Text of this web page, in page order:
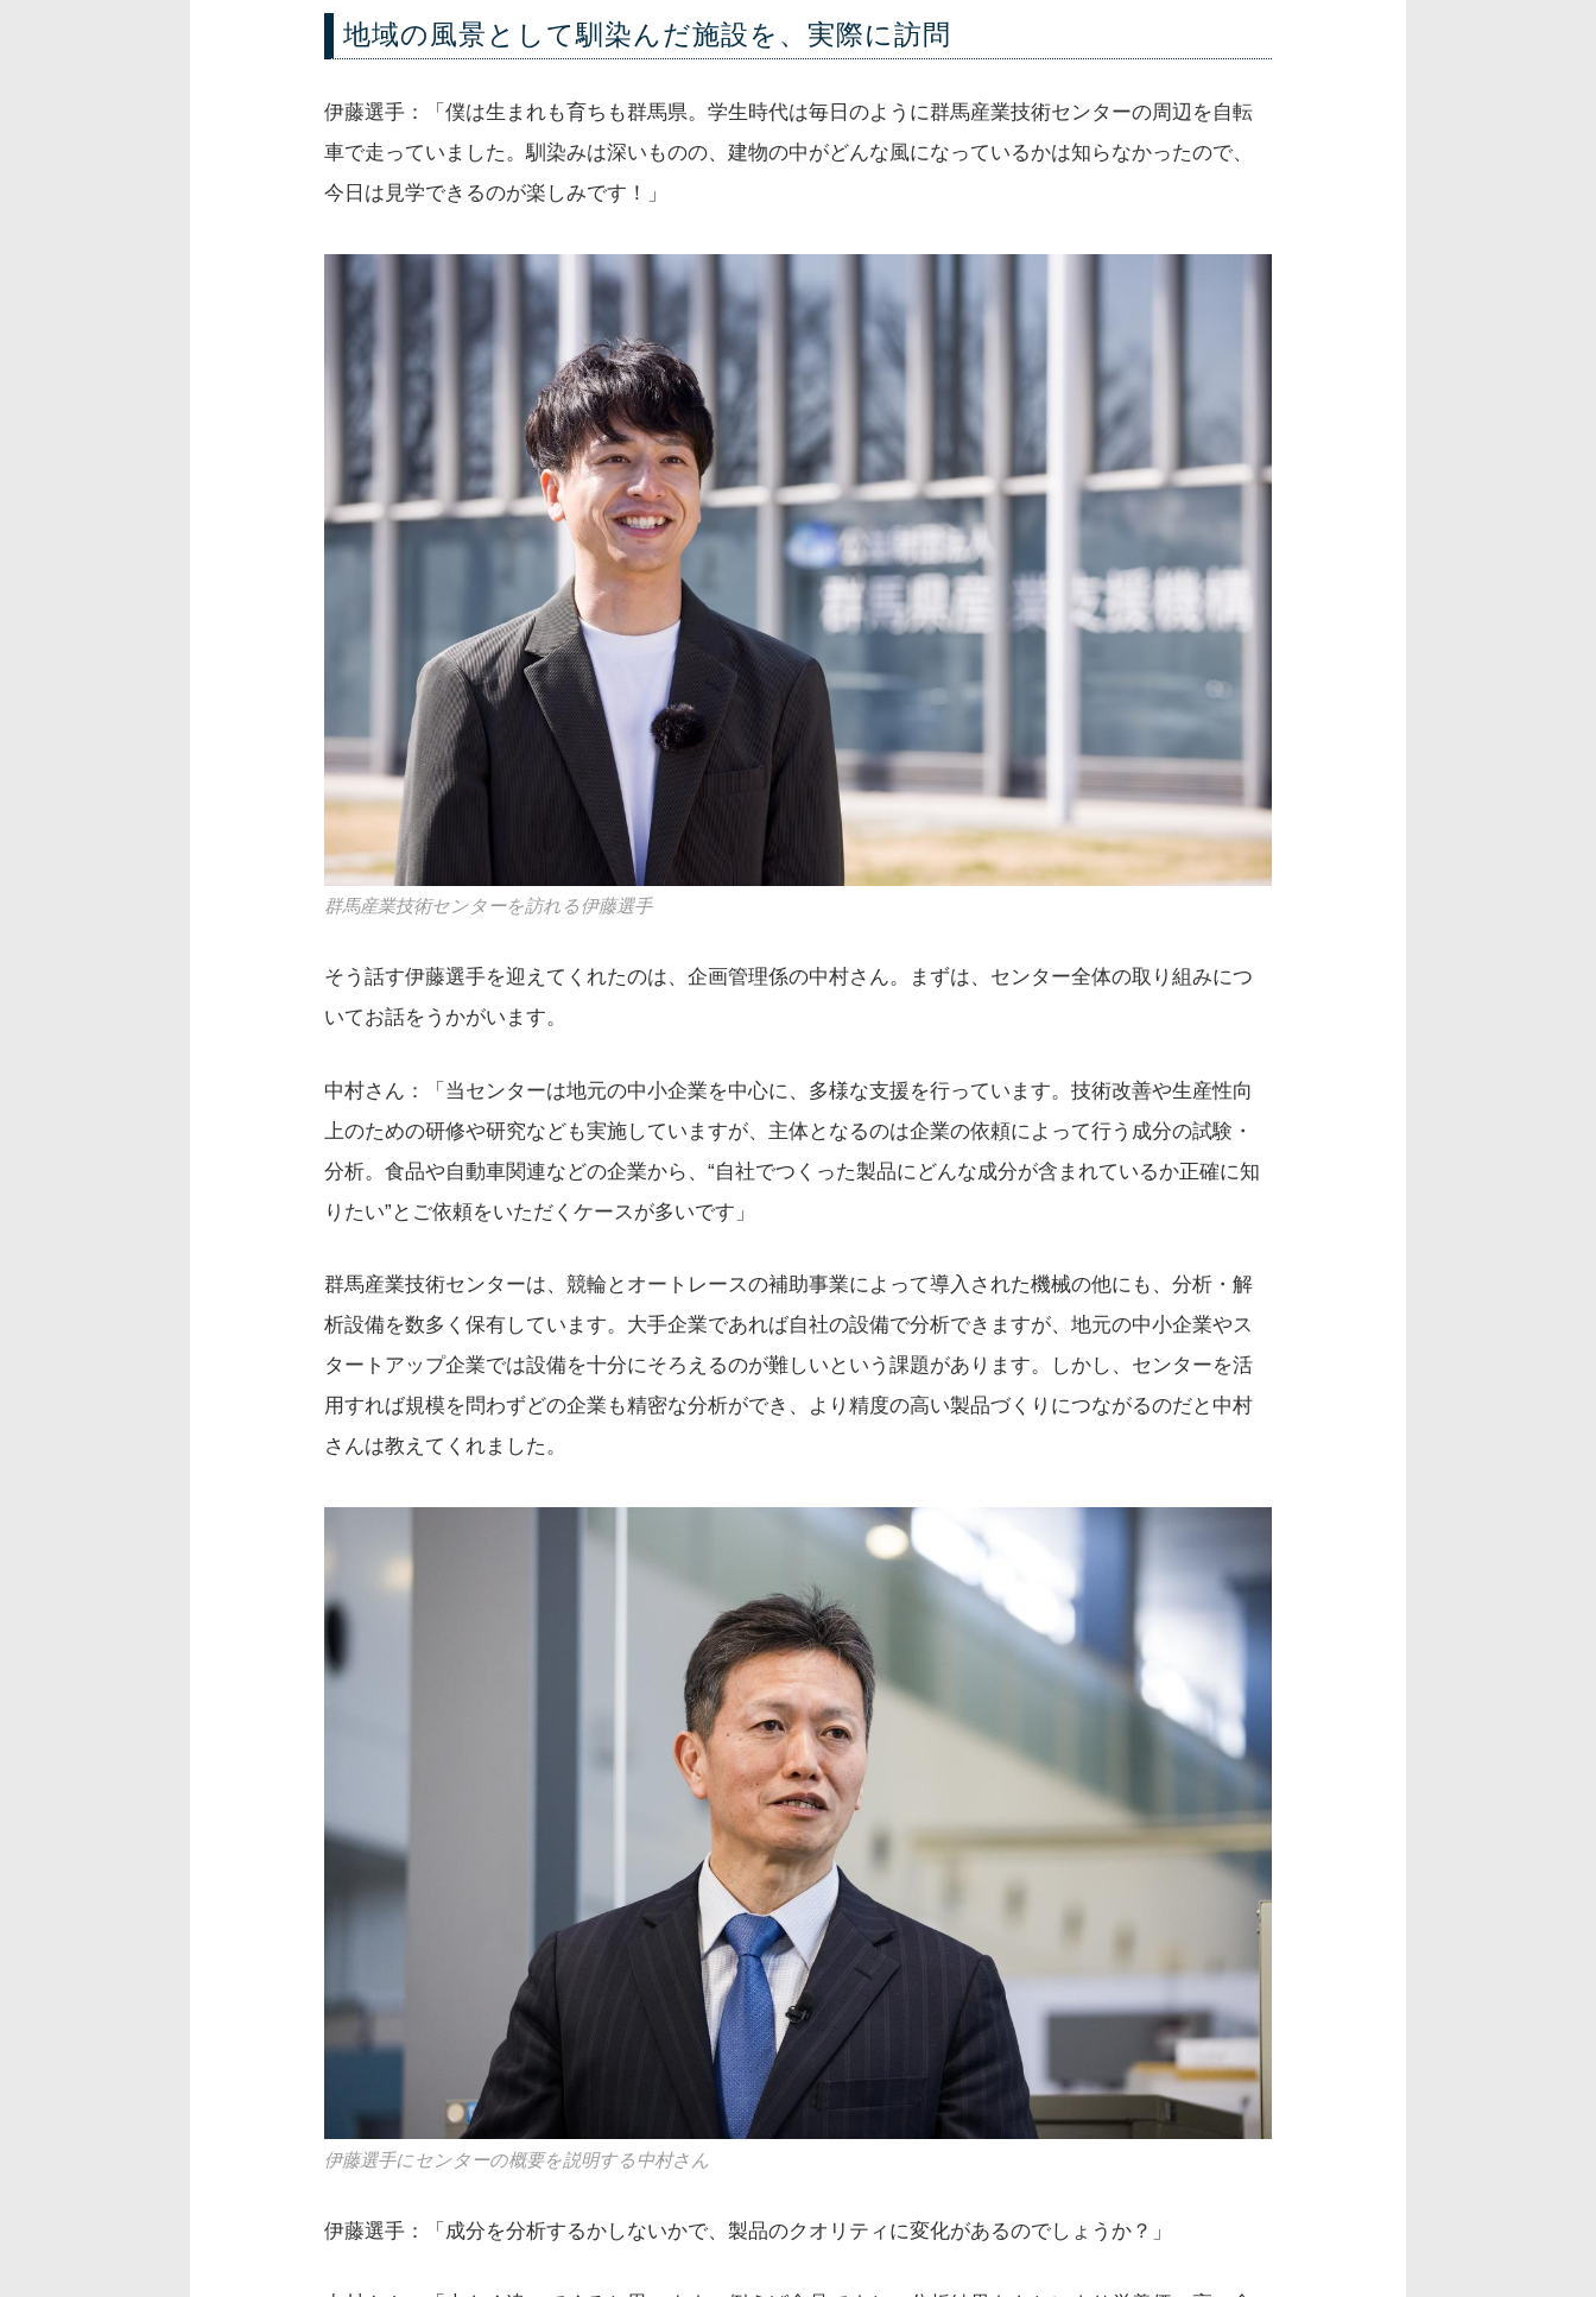
地域の風景として馴染んだ施設を、実際に訪問
伊藤選手：「僕は生まれも育ちも群馬県。学生時代は毎日のように群馬産業技術センターの周辺を自転
車で走っていました。馴染みは深いものの、建物の中がどんな風になっているかは知らなかったので、
今日は見学できるのが楽しみです！」
群馬産業技術センターを訪れる伊藤選手
そう話す伊藤選手を迎えてくれたのは、企画管理係の中村さん。まずは、センター全体の取り組みにつ
いてお話をうかがいます。
中村さん：「当センターは地元の中小企業を中心に、多様な支援を行っています。技術改善や生産性向
上のための研修や研究なども実施していますが、主体となるのは企業の依頼によって行う成分の試験・
分析。食品や自動車関連などの企業から、“自社でつくった製品にどんな成分が含まれているか正確に知
りたい”とご依頼をいただくケースが多いです」
群馬産業技術センターは、競輪とオートレースの補助事業によって導入された機械の他にも、分析・解
析設備を数多く保有しています。大手企業であれば自社の設備で分析できますが、地元の中小企業やス
タートアップ企業では設備を十分にそろえるのが難しいという課題があります。しかし、センターを活
用すれば規模を問わずどの企業も精密な分析ができ、より精度の高い製品づくりにつながるのだと中村
さんは教えてくれました。
伊藤選手にセンターの概要を説明する中村さん
伊藤選手：「成分を分析するかしないかで、製品のクオリティに変化があるのでしょうか？」